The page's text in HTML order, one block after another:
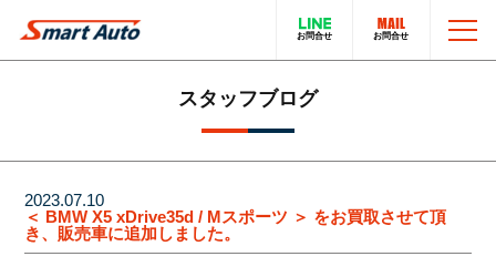
スタッフブログ
2023.07.10
＜ BMW X5 xDrive35d / Mスポーツ ＞ をお買取させて頂
き、販売車に追加しました。
スマートオートのこと
輸入車販売サービス
お問い合わせ
在庫車について